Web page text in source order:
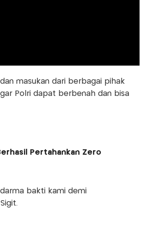
masukan dari berbagai pihak
Polri dapat berbenah dan bisa
Pertahankan Zero
bakti kami demi